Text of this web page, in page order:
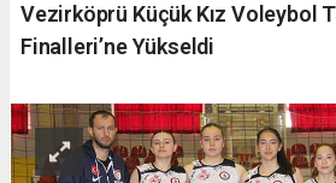
Vezirköprü Küçük Kız Voleybol
Finalleri’ne Yükseldi